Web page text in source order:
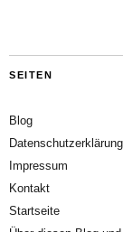
SEITEN
Blog
Datenschutzerklärung
Impressum
Kontakt
Startseite